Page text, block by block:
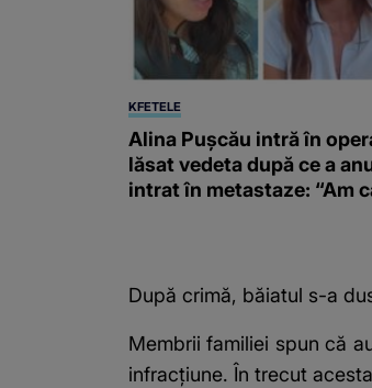
KFETELE
Alina Pușcău intră în
lăsat vedeta după ce a
intrat în metastaze: “Am
După crimă, băiatul s-a
Membrii familiei spun că
infracțiune. În trecut